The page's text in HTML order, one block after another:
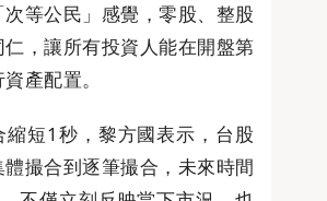
等公民」感覺，零股、整股
，讓所有投資人能在開盤第
產配置。
短1秒，黎方國表示，台股
撮合到逐筆撮合，未來時間